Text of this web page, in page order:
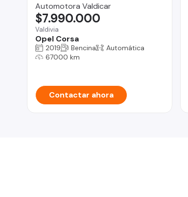
Automotora Valdicar
Valdivia
Opel Corsa
$7.990.000
2019 Bencina
Automática
67000 km
Contactar ahora